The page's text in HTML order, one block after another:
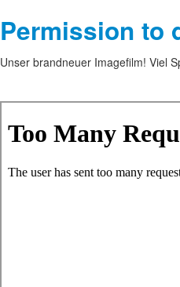
Permission to
Unser brandneuer Imagefilm! Viel